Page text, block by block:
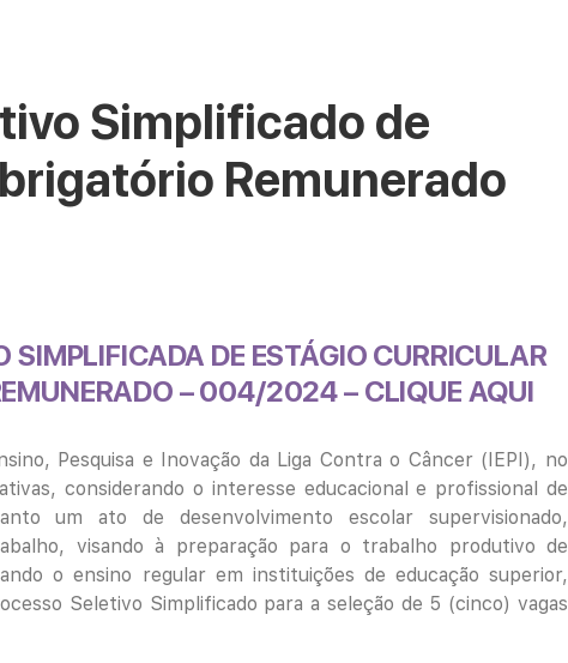
Simplificado de
Remunerado
SIMPLIFICADA DE ESTÁGIO CURRICULAR
– 004/2024– CLIQUE AQUI
Pesquisa e Inovação da Liga Contra o Câncer (IEPI), no
considerando o interesse educacional e profissional de
um ato de desenvolvimento escolar supervisionado,
visando à preparação para o trabalho produtivo de
o ensino regular em instituições de educação superior,
Seletivo Simplificado para a seleção de 5 (cinco) vagas